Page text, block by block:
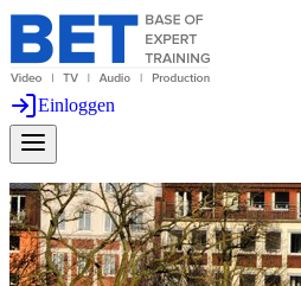
Einloggen